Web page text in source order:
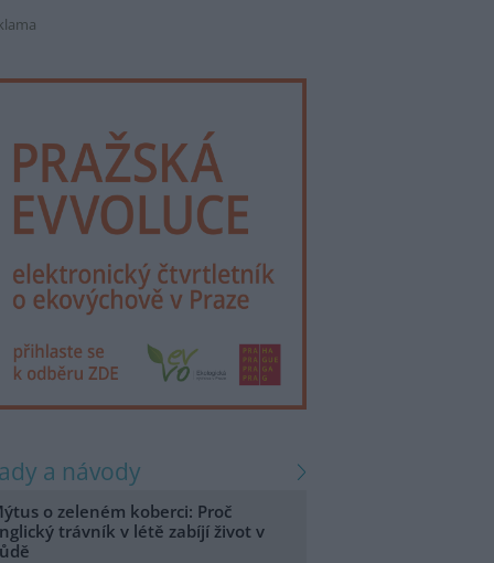
a návody
o zeleném koberci: Proč
trávník v létě zabíjí život v